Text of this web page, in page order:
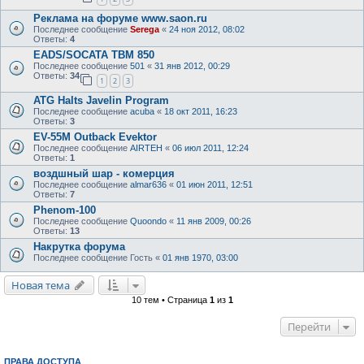
Реклама на форуме www.saon.ru
Последнее сообщение Serega « 24 ноя 2012, 08:02
Ответы: 4
EADS/SOCATA TBM 850
Последнее сообщение 501 « 31 янв 2012, 00:29
Ответы: 34
1 2 3
ATG Halts Javelin Program
Последнее сообщение acuba « 18 окт 2011, 16:23
Ответы: 3
EV-55M Outback Evektor
Последнее сообщение AIRTEH « 06 июл 2011, 12:24
Ответы: 1
воздшный шар - комерция
Последнее сообщение almar636 « 01 июн 2011, 12:51
Ответы: 7
Phenom-100
Последнее сообщение Quoondo « 11 янв 2009, 00:26
Ответы: 13
Накрутка форума
Последнее сообщение Гость « 01 янв 1970, 03:00
Новая тема
10 тем • Страница 1из 1
Перейти
ПРАВА ДОСТУПА